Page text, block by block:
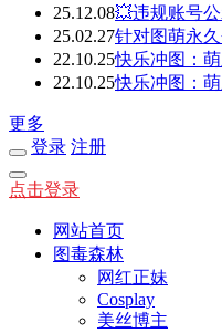
25.12.08💥违规账号
25.02.27针对图萌永
22.10.25快乐冲图：
22.10.25快乐冲图：
更多
登录 注册
点击登录
网站首页
图毒森林
网红正妹
Cosplay
美丝博主